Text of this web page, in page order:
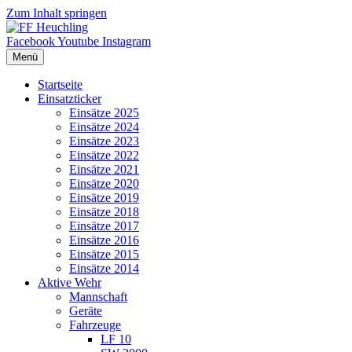
Zum Inhalt springen
FacebookYoutube Instagram
Menü
Startseite
Einsatzticker
Einsätze 2025
Einsätze 2024
Einsätze 2023
Einsätze 2022
Einsätze 2021
Einsätze 2020
Einsätze 2019
Einsätze 2018
Einsätze 2017
Einsätze 2016
Einsätze 2015
Einsätze 2014
Aktive Wehr
Mannschaft
Geräte
Fahrzeuge
LF 10